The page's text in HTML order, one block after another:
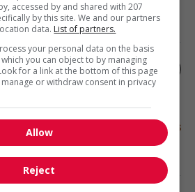
numériques
en ligne - e
numériques
accessed by and shared with 207
by this site. We and our partners
data. List of partners.
your personal data on the basis
you can object to by managing
for a link at the bottom of this page
or withdraw consent in privacy
Allow
Reject